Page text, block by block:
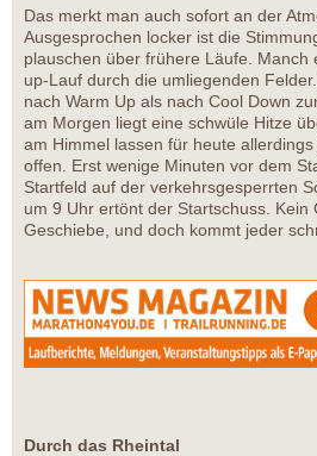
Das merkt man auch sofort an der
Ausgesprochen locker ist die
plauschen über frühere Läufe. Manch
up-Lauf durch die umliegenden
nach Warm Up als nach Cool Down
am Morgen liegt eine schwüle Hitze
am Himmel lassen für heute
offen. Erst wenige Minuten vor dem
Startfeld auf der verkehrsgesperrten
um 9 Uhr ertönt der Startschuss. Kein
Geschiebe, und doch kommt jeder
Durch das Rheintal